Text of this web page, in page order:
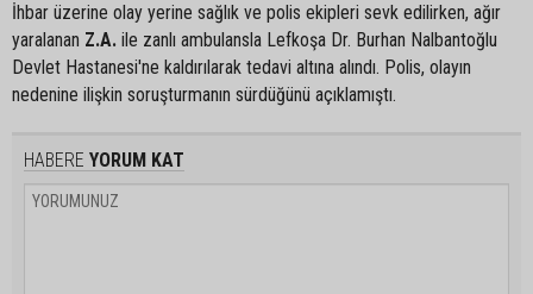
İhbar üzerine olay yerine sağlık ve polis ekipleri sevk edilirken, ağır
yaralanan Z.A. ile zanlı ambulansla Lefkoşa Dr. Burhan Nalbantoğlu
Devlet Hastanesi'ne kaldırılarak tedavi altına alındı. Polis, olayın
nedenine ilişkin soruşturmanın sürdüğünü açıklamıştı.
HABERE YORUM KAT